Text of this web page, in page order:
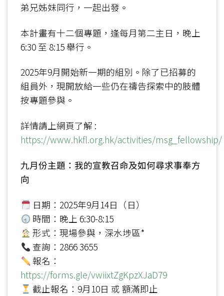
弟兄姊妹同行，一起出發。
本計畫有十二個專題，逢每月第二主日，晚上
6:30 至 8:15 舉行。
2025年9月開始新一期的組別。除了已招募的
組員外，現開放給一些仍在禱告探索中的肢體
按專題參與。
詳情請上網頁了解 :
https://www.hkfl.org.hk/activities/msg_fellowship/
九月份主題：我的宣教召命及如何尋求事奉方
向
日期：2025年9月14日（日）
時間：晚上 6:30-8:15
形式：現場參與，深水埗區*
查詢：2866 3655
報名：
https://forms.gle/vwiixtZgKpzXJaD79
截止報名：9月10日 或 額滿即止